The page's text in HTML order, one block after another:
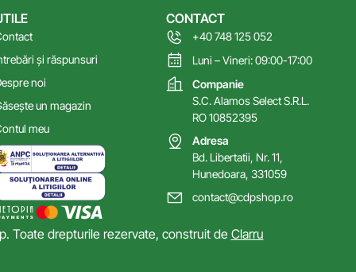
și răspunsuri
noi
un magazin
meu
CONTACT
+40 748 125 052
Luni – Vineri: 09:00-17:00
Companie
S.C. Alamos Select S.R.L.
RO 10852395
Adresa
Bd. Libertatii, Nr. 11,
Hunedoara, 331059
contact@cdpshop.ro
Toate drepturile rezervate, construit de Clarru